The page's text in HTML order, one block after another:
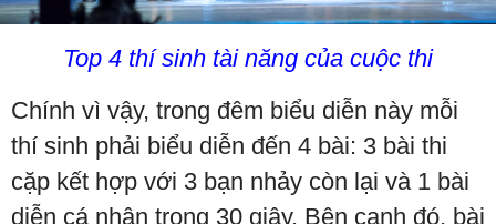
Top 4 thí sinh tài năng của cuộc thi
Chính vì vậy, trong đêm biểu diễn này mỗi
thí sinh phải biểu diễn đến 4 bài: 3 bài thi
cặp kết hợp với 3 bạn nhảy còn lại và 1 bài
diễn cá nhân trong 30 giây. Bên cạnh đó, bài